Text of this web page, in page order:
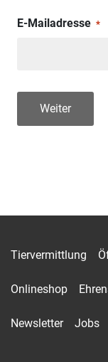
E-Mailadresse *
Weiter
Tiervermittlung
Onlineshop
Newsletter Jobs